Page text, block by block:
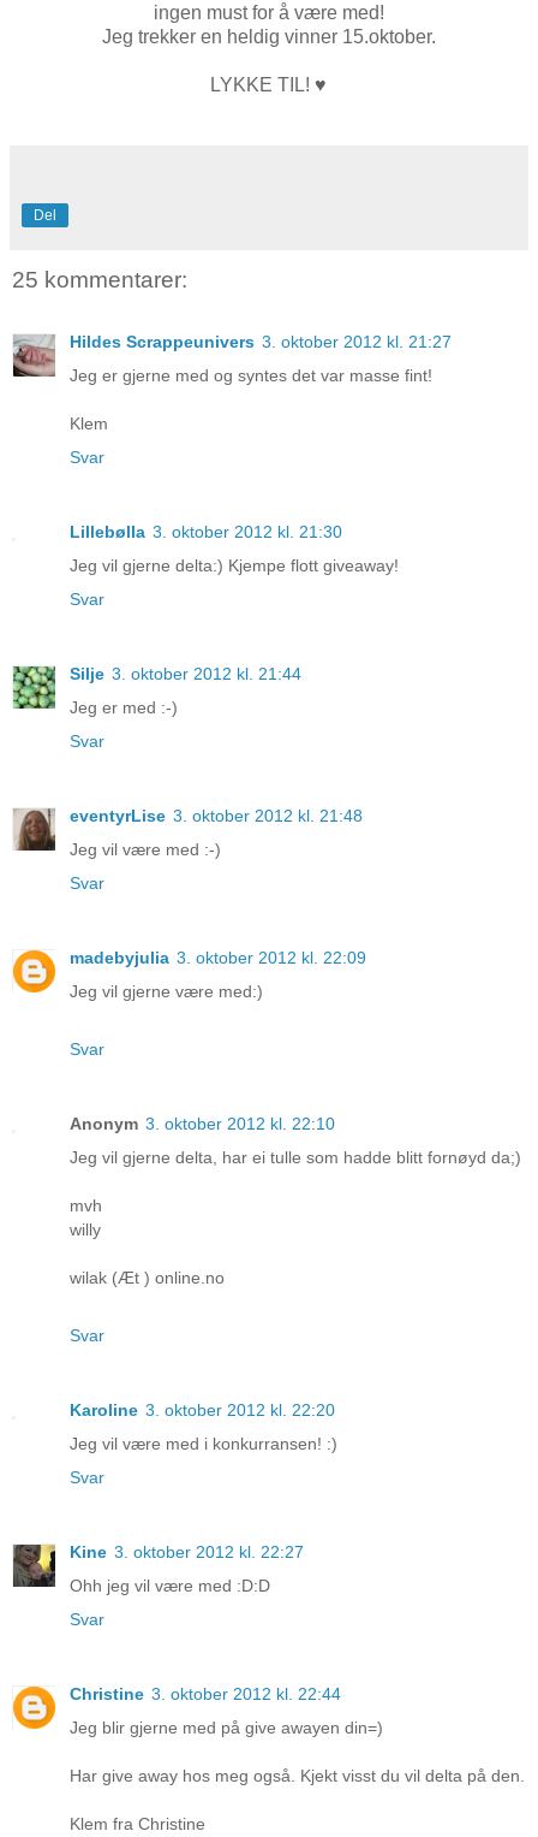
ingen must for å være med!
Jeg trekker en heldig vinner 15.oktober.
LYKKE TIL! ♥
Del
25 kommentarer:
Hildes Scrappeunivers 3. oktober 2012 kl. 21:27
Jeg er gjerne med og syntes det var masse fint!
Klem
Svar
Lillebølla 3. oktober 2012 kl. 21:30
Jeg vil gjerne delta:) Kjempe flott giveaway!
Svar
Silje 3. oktober 2012 kl. 21:44
Jeg er med :-)
Svar
eventyrLise 3. oktober 2012 kl. 21:48
Jeg vil være med :-)
Svar
madebyjulia 3. oktober 2012 kl. 22:09
Jeg vil gjerne være med:)
Svar
Anonym 3. oktober 2012 kl. 22:10
Jeg vil gjerne delta, har ei tulle som hadde blitt fornøyd da;)
mvh
willy
wilak (Æt ) online.no
Svar
Karoline 3. oktober 2012 kl. 22:20
Jeg vil være med i konkurransen! :)
Svar
Kine 3. oktober 2012 kl. 22:27
Ohh jeg vil være med :D:D
Svar
Christine 3. oktober 2012 kl. 22:44
Jeg blir gjerne med på give awayen din=)
Har give away hos meg også. Kjekt visst du vil delta på den.
Klem fra Christine